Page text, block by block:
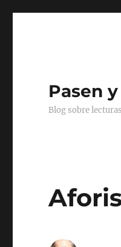
Pasen
Blog sobre